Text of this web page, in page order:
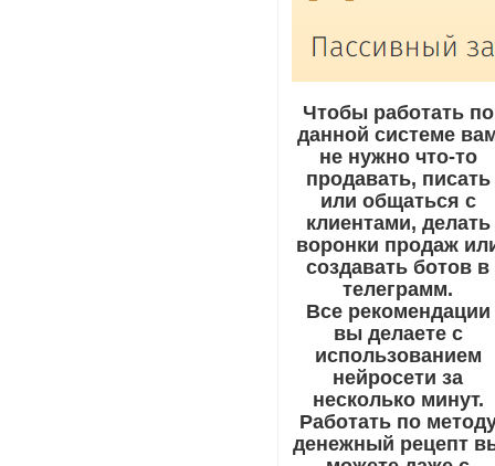
Чтобы работать по
данной системе
не нужно что-то
продавать, писать
или общаться с
клиентами, делать
воронки продаж
создавать ботов в
телеграмм.
Все рекомендации
вы делаете с
использованием
нейросети за
несколько минут.
Работать по
денежный рецепт